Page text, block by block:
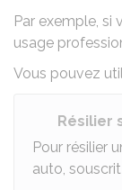
Par exemple, si
usage
Vous pouvez
Résilier
Pour résilier
auto,